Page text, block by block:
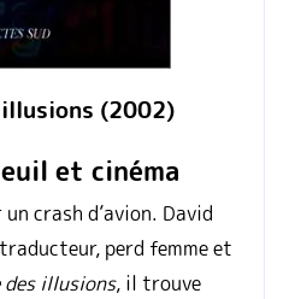
(2002)
et cinéma
crash d’avion. David
perd femme et
des illusions, il trouve